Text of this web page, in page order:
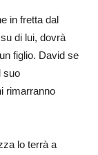
in fretta dal
di lui, dovrà
figlio. David se
suo
rimarranno
lo terrà a